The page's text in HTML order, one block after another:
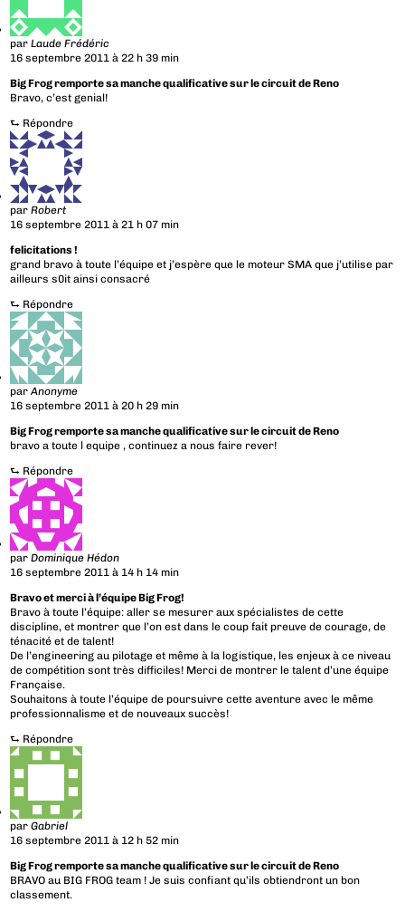
parLaude Frédéric
16 septembre 2011 à 22 h 39 min
Big Frog remporte sa manche qualificative sur le circuit de Reno
Bravo, c’est genial!
⮑ Répondre
parRobert
16 septembre 2011 à 21 h 07 min
felicitations !
grand bravo à toute l’équipe et j’espère que le moteur SMA que j’utilise par
ailleurs s0it ainsi consacré
⮑ Répondre
parAnonyme
16 septembre 2011 à 20 h 29 min
Big Frog remporte sa manche qualificative sur le circuit de Reno
bravo a toute l equipe , continuez a nous faire rever!
⮑ Répondre
parDominique Hédon
16 septembre 2011 à 14 h 14 min
Bravo et merci à l’équipe Big Frog!
Bravo à toute l’équipe: aller se mesurer aux spécialistes de cette
discipline, et montrer que l’on est dans le coup fait preuve de courage, de
ténacité et de talent!
De l’engineering au pilotage et même à la logistique, les enjeux à ce niveau
de compétition sont très difficiles! Merci de montrer le talent d’une équipe
Française.
Souhaitons à toute l’équipe de poursuivre cette aventure avec le même
professionnalisme et de nouveaux succès!
⮑ Répondre
parGabriel
16 septembre 2011 à 12 h 52 min
Big Frog remporte sa manche qualificative sur le circuit de Reno
BRAVO au BIG FROG team ! Je suis confiant qu’ils obtiendront un bon
classement.